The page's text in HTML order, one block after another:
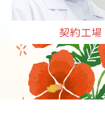
契約工場